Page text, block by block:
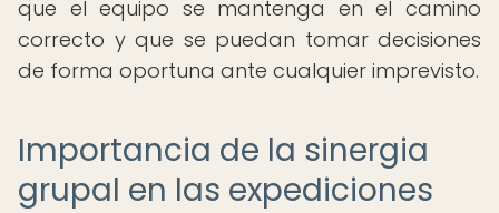
que el equipo se mantenga en el camino
correcto y que se puedan tomar decisiones
de forma oportuna ante cualquier imprevisto.
Importancia de la sinergia
grupal en las expediciones